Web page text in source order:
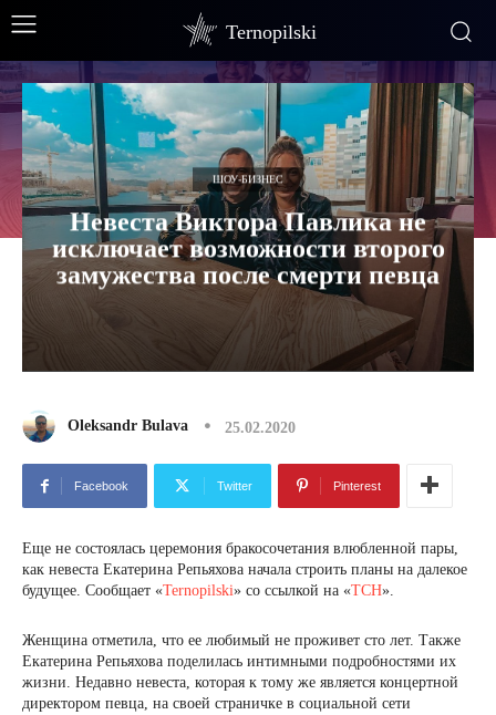
Ternopilski
ШОУ-БИЗНЕС
Невеста Виктора Павлика не
исключает возможности второго
замужества после смерти певца
Oleksandr Bulava 25.02.2020
Facebook Twitter Pinterest
Еще не состоялась церемония бракосочетания влюбленной пары,
как невеста Екатерина Репьяхова начала строить планы на далекое
будущее. Сообщает «Ternopilski» со ссылкой на «ТСН».
Женщина отметила, что ее любимый не проживет сто лет. Также
Екатерина Репьяхова поделилась интимными подробностями их
жизни. Недавно невеста, которая к тому же является концертной
директором певца, на своей страничке в социальной сети